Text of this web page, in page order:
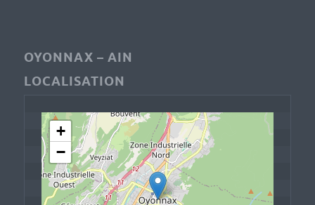
OYONNAX – AIN
LOCALISATION
+
−